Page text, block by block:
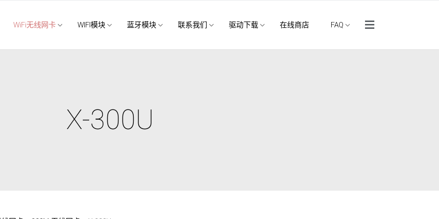
侧边菜单
WiFi无线网卡 WIFI模块 蓝牙模块 联系我们 驱动下载 在线商店 FAQ
X-300U